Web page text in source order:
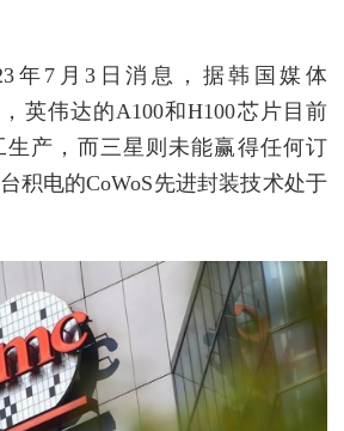
年7月3日消息，据韩国媒体
，英伟达的A100和H100芯片目前
产，而三星则未能赢得任何订
积电的CoWoS先进封装技术处于